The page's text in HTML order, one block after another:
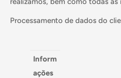
Processamento de dados do
Inform
ações